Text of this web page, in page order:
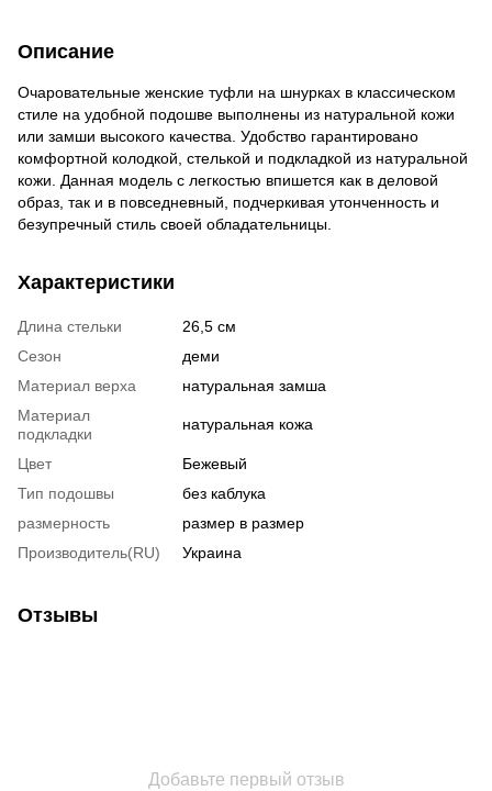
Описание
Очаровательные женские туфли на шнурках в классическом
стиле на удобной подошве выполнены из натуральной кожи
или замши высокого качества. Удобство гарантировано
комфортной колодкой, стелькой и подкладкой из натуральной
кожи. Данная модель с легкостью впишется как в деловой
образ, так и в повседневный, подчеркивая утонченность и
безупречный стиль своей обладательницы.
Характеристики
Длина стельки
26,5 см
Сезон
деми
Материал верха
натуральная замша
Материал
подкладки
натуральная кожа
Цвет
Бежевый
Тип подошвы
без каблука
размерность
размер в размер
Производитель(RU)
Украина
Отзывы
Добавьте первый отзыв